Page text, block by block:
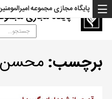
پایگاه مجازی
پایگاه مجازی مجموعه
برچسب: محسن